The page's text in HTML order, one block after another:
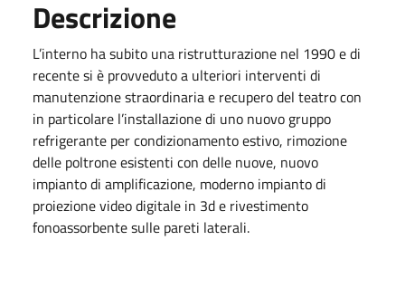
Descrizione
L’interno ha subito una ristrutturazione nel 1990 e di
recente si è provveduto a ulteriori interventi di
manutenzione straordinaria e recupero del teatro con
in particolare l’installazione di uno nuovo gruppo
refrigerante per condizionamento estivo, rimozione
delle poltrone esistenti con delle nuove, nuovo
impianto di amplificazione, moderno impianto di
proiezione video digitale in 3d e rivestimento
fonoassorbente sulle pareti laterali.